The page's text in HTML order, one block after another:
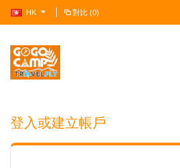
HK 對比 (0)
登入或建立帳戶